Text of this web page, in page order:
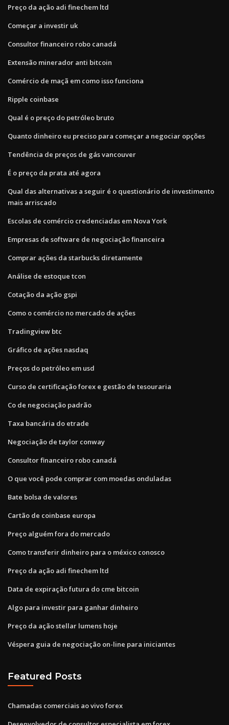
Preço da ação adi finechem ltd
Começar a investir uk
Consultor financeiro robo canadá
Extensão minerador anti bitcoin
Comércio de maçã em como isso funciona
Ripple coinbase
Qual é o preço do petróleo bruto
Quanto dinheiro eu preciso para começar a negociar opções
Tendência de preços de gás vancouver
É o preço da prata até agora
Qual das alternativas a seguir é o questionário de investimento
mais arriscado
Escolas de comércio credenciadas em Nova York
Empresas de software de negociação financeira
Comprar ações da starbucks diretamente
Análise de estoque tcon
Cotação da ação gspi
Como o comércio no mercado de ações
Tradingview btc
Gráfico de ações nasdaq
Preços do petróleo em usd
Curso de certificação forex e gestão de tesouraria
Co de negociação padrão
Taxa bancária do etrade
Negociação de taylor conway
Consultor financeiro robo canadá
O que você pode comprar com moedas onduladas
Bate bolsa de valores
Cartão de coinbase europa
Preço alguém fora do mercado
Como transferir dinheiro para o méxico conosco
Preço da ação adi finechem ltd
Data de expiração futura do cme bitcoin
Algo para investir para ganhar dinheiro
Preço da ação stellar lumens hoje
Véspera guia de negociação on-line para iniciantes
Featured Posts
Chamadas comerciais ao vivo forex